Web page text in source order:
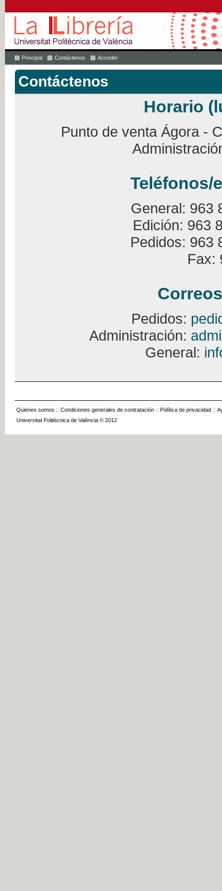
Principal Contáctenos Acceder
Contáctenos
Horario
Punto de venta Ágora -
Teléfonos/
General: 963
Edición: 963
Pedidos: 963
Fax:
Pedidos:
Administración:
General:
Quienes somos :: Condiciones generales de contratación :: Política de privacidad ::
Universitat Politècnica de València © 2012